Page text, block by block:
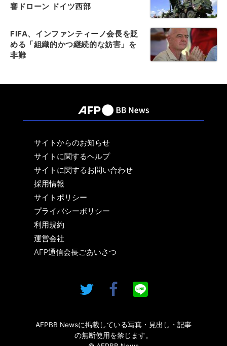
審ドローン ドイツ西部
FIFA、インファンティーノ会長を貶
める「組織的かつ継続的な妨害」を
非難
サイトからのお知らせ
サイトに関するヘルプ
サイトに関するお問い合わせ
採用情報
サイトポリシー
プライバシーポリシー
利用規約
運営会社
AFP通信会長ごあいさつ
AFPBB Newsに掲載している写真・見出し・記事
の無断使用を禁じます。